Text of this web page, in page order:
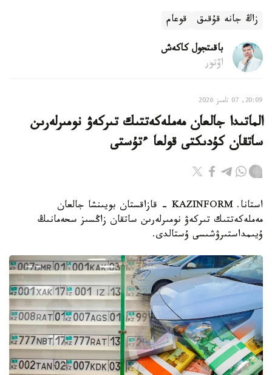
زاڭ جانە قۇقىق قوعام
باقىتجول كاكەش
اۆتور
20:09, 07 تامىز 2026
الماتىدا جالعان مەملەكەتتىك تىركەۋ نومىرلەرىن
ساتقان كۇدىكتى قولعا ءتۇستى
استانا. KAZINFORM - قازاقستان بويىنشا جالعان
مەملەكەتتىك تىركەۋ نومىرلەرىن ساتقان زاڭسىز سحەمانىڭ
ۇيىمداستىرۋشىسى ۇستالدى.